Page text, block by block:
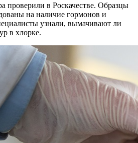
проверили в Роскачестве. Образцы
на наличие гормонов и
узнали, вымачивают ли
в хлорке.